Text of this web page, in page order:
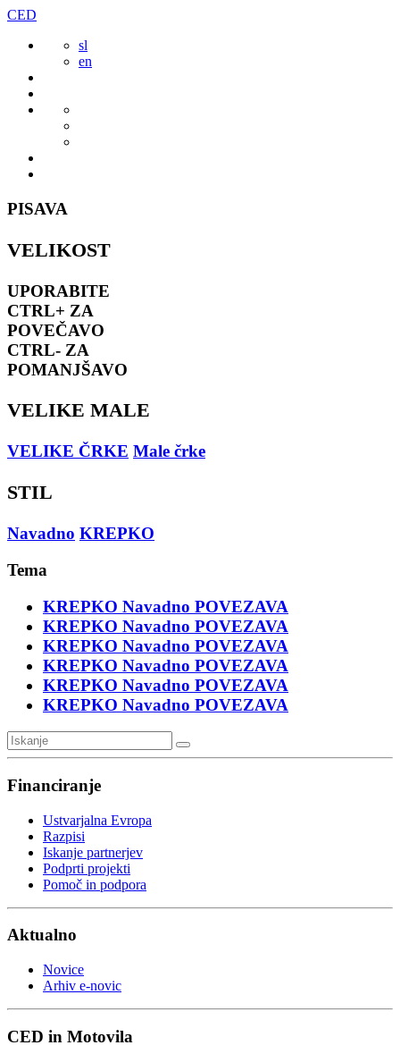
Preskoči
vsebine
CED
sl
en
PISAVA
VELIKOST
UPORABITE
CTRL+ ZA
POVEČAVO
CTRL- ZA
POMANJŠAVO
VELIKE MALE
VELIKE ČRKE Male črke
STIL
Navadno KREPKO
Tema
KREPKO Navadno POVEZAVA
KREPKO Navadno POVEZAVA
KREPKO Navadno POVEZAVA
KREPKO Navadno POVEZAVA
KREPKO Navadno POVEZAVA
KREPKO Navadno POVEZAVA
Financiranje
Ustvarjalna Evropa
Razpisi
Iskanje partnerjev
Podprti projekti
Pomoč in podpora
Aktualno
Novice
Arhiv e-novic
CED in Motovila